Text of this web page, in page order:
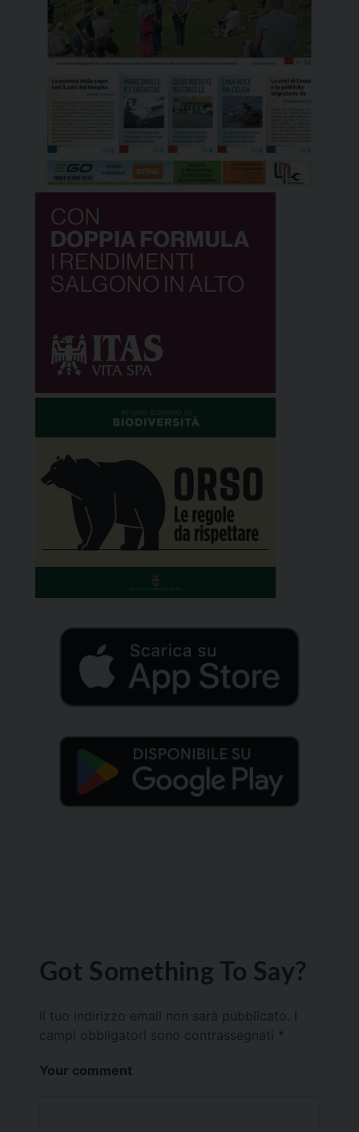
Got Something To Say?
Il tuo indirizzo email non sarà pubblicato.
campi obbligatori sono contrassegnati *
Your comment